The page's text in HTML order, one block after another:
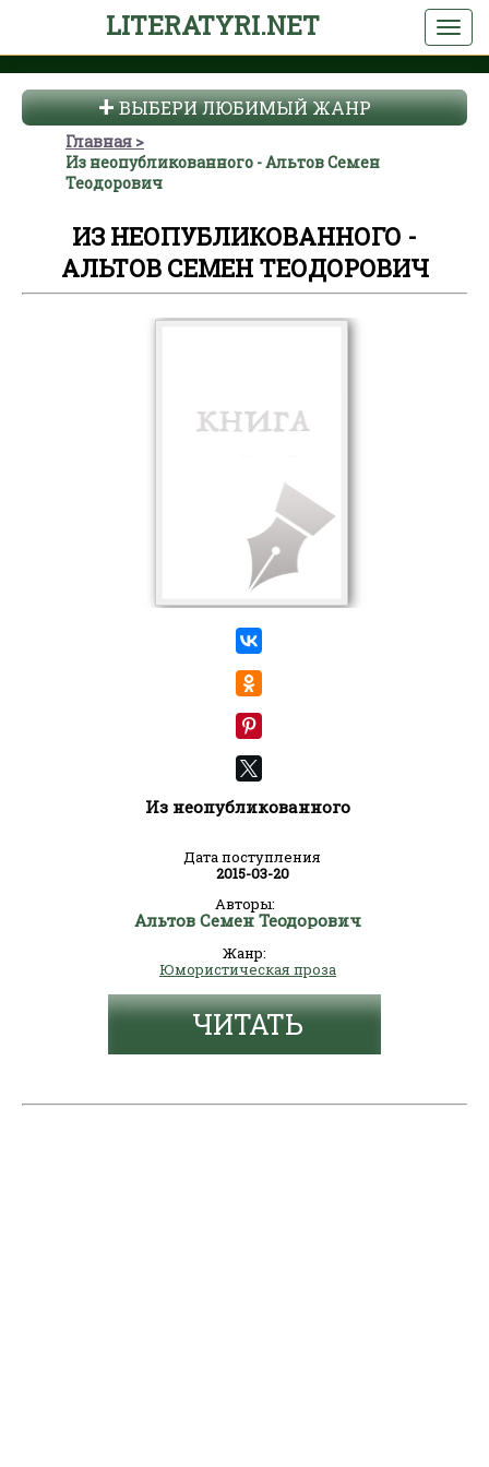
LITERATYRI.NET
ВЫБЕРИ ЛЮБИМЫЙ ЖАНР
Главная
Из неопубликованного - Альтов Семен
Теодорович
ИЗ НЕОПУБЛИКОВАННОГО -
АЛЬТОВ СЕМЕН ТЕОДОРОВИЧ
Из неопубликованного
Дата поступления
2015-03-20
Авторы:
Альтов Семен Теодорович
Жанр:
Юмористическая проза
ЧИТАТЬ